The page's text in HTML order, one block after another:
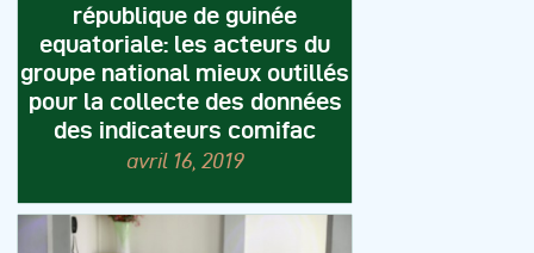
république de guinée
equatoriale: les acteurs du
groupe national mieux outillés
pour la collecte des données
des indicateurs comifac
avril 16, 2019